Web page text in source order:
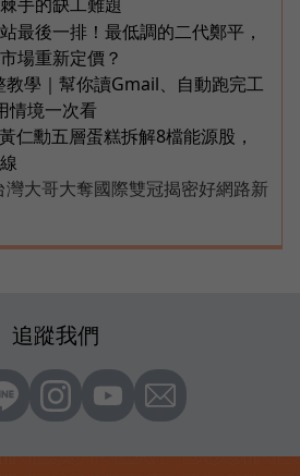
手的缺工難題
最後一排！最低調的二代鄭平，
場重新定價？
學｜幫你讀Gmail、自動跑完工
情境一次看
仁勳五層蛋糕拆解8檔能源股，
大哥大奪國際雙冠揭密好網路新
追蹤我們